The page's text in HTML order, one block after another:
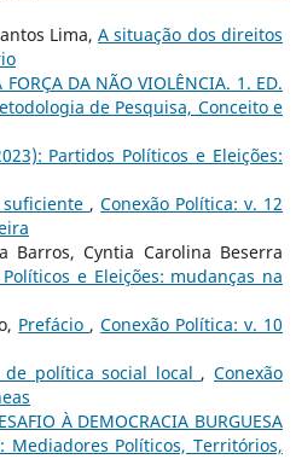
Lima,A situação dos direitos
FORÇA DA NÃO VIOLÊNCIA. 1. ED.
de Pesquisa, Conceito e
Partidos Políticos e Eleições:
,Conexão Política: v. 12
Cyntia Carolina Beserra
e Eleições: mudanças na
Prefácio ,Conexão Política: v. 10
política social local , Conexão
À DEMOCRACIA BURGUESA
Mediadores Políticos, Territórios,